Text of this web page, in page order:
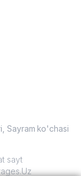
Sayram ko'chasi
sayt